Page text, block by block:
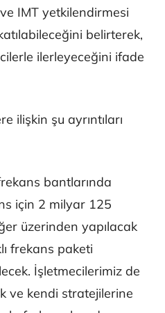
IMT yetkilendirmesi
belirterek,
ilerleyeceğini ifade
ilişkin şu ayrıntıları
bantlarında
için 2 milyar 125
üzerinden yapılacak
frekans paketi
İşletmecilerimiz de
ve kendi stratejilerine